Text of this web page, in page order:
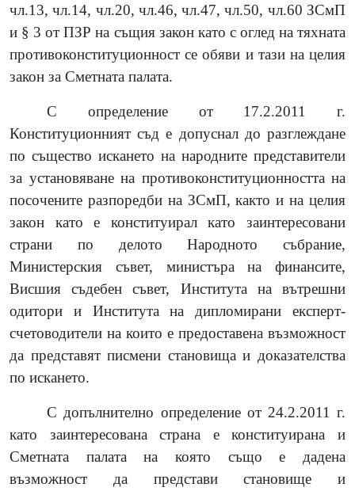
чл.13, чл.14, чл.20, чл.46, чл.47, чл.50, чл.60 ЗСмП
и § 3 от ПЗР на същия закон като с оглед на тяхната
противоконституционност се обяви и тази на целия
закон за Сметната палата.
С определение от 17.2.2011 г.
Конституционният съд е допуснал до разглеждане
по същество искането на народните представители
за установяване на противоконституционността на
посочените разпоредби на ЗСмП, както и на целия
закон като е конституирал като заинтересовани
страни по делото Народното събрание,
Министерския съвет, министъра на финансите,
Висшия съдебен съвет, Института на вътрешни
одитори и Института на дипломирани експерт-
счетоводители на които е предоставена възможност
да представят писмени становища и доказателства
по искането.
С допълнително определение от 24.2.2011 г.
като заинтересована страна е конституирана и
Сметната палата на която също е дадена
възможност да представи становище и